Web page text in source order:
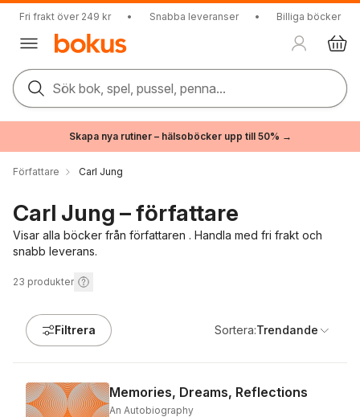
Fri frakt över 249 kr • Snabba leveranser • Billiga böcker
Sök bok, spel, pussel, penna...
Skapa nya rutiner – hälsoböcker upp till 50% →
Författare Carl Jung
Carl Jung – författare
Visar alla böcker från författaren . Handla med fri frakt och
snabb leverans.
23 produkter
Filtrera Sortera:Trendande
Memories, Dreams, Reflections
An Autobiography